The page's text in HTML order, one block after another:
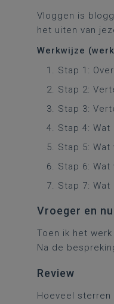
Vloggen is
het uiten van
Werkwijze
Stap 1:
Stap 2:
Stap 3:
Stap 4:
Stap 5:
Stap 6: Wat
Stap 7:
Vroeger en nu
Toen ik het
Na de
Review
Hoeveel